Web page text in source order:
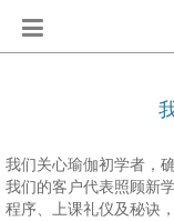
我们关心瑜伽初学者，
我们的客户代表照顾新
程序、上课礼仪及秘诀